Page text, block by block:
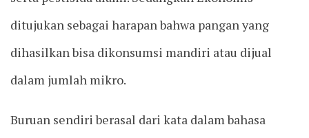
ditujukan sebagai harapan bahwa pangan yang
dihasilkan bisa dikonsumsi mandiri atau dijual
dalam jumlah mikro.
Buruan sendiri berasal dari kata dalam bahasa